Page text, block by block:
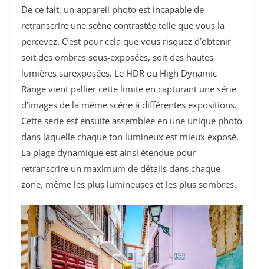
De ce fait, un appareil photo est incapable de
retranscrire une scène contrastée telle que vous la
percevez. C’est pour cela que vous risquez d’obtenir
soit des ombres sous-exposées, soit des hautes
lumières surexposées. Le HDR ou High Dynamic
Range vient pallier cette limite en capturant une série
d’images de la même scène à différentes expositions.
Cette série est ensuite assemblée en une unique photo
dans laquelle chaque ton lumineux est mieux exposé.
La plage dynamique est ainsi étendue pour
retranscrire un maximum de détails dans chaque
zone, même les plus lumineuses et les plus sombres.